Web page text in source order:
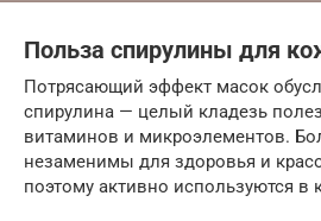
Польза спирулины для
Потрясающий эффект масок
спирулина — целый кладезь
витаминов и микроэлементов.
незаменимы для здоровья и
поэтому активно используются в